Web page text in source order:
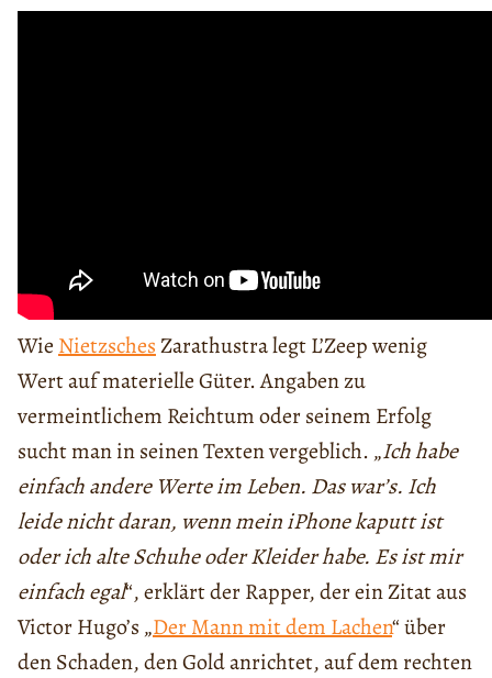
Wie NietzschesZarathustra legt L’Zeep wenig
Wert auf materielle Güter. Angaben zu
vermeintlichem Reichtum oder seinem Erfolg
sucht man in seinen Texten vergeblich. „Ich habe
einfach andere Werte im Leben. Das war’s. Ich
leide nicht daran, wenn mein iPhone kaputt ist
oder ich alte Schuhe oder Kleider habe. Es ist mir
einfach egal“, erklärt der Rapper, der ein Zitat aus
Victor Hugo’s „Der Mann mit dem Lachen“ über
den Schaden, den Gold anrichtet, auf dem rechten